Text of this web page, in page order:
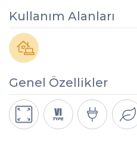
Kullanım Alanları
Genel Özellikler